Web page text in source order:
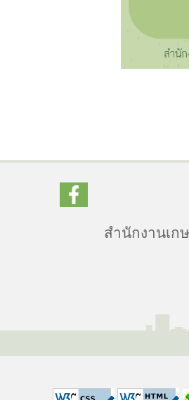
สำนักงานเก